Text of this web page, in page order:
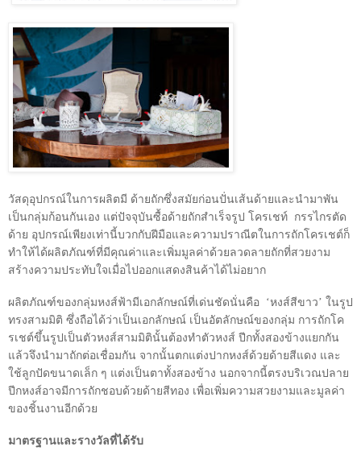
วัสดุอุปกรณ์ในการผลิตมี ด้ายถักซึ่งสมัยก่อนปั่นเส้นด้ายและนำมาพัน
เป็นกลุ่มก้อนกันเอง แต่ปัจจุบันซื้อด้ายถักสำเร็จรูป โครเชท์ กรรไกรตัด
ด้าย อุปกรณ์เพียงเท่านี้บวกกับฝีมือและความปราณีตในการถักโครเชต์ก็
ทำให้ได้ผลิตภัณฑ์ที่มีคุณค่าและเพิ่มมูลค่าด้วยลวดลายถักที่สวยงาม
สร้างความประทับใจเมื่อไปออกแสดงสินค้าได้ไม่อยาก
ผลิตภัณฑ์ของกลุ่มหงส์ฟ้ามีเอกลักษณ์ที่เด่นชัดนั่นคือ ‘หงส์สีขาว’ ในรูป
ทรงสามมิติ ซึ่งถือได้ว่าเป็นเอกลักษณ์ เป็นอัตลักษณ์ของกลุ่ม การถักโค
รเชต์ขึ้นรูปเป็นตัวหงส์สามมิตินั้นต้องทำตัวหงส์ ปีกทั้งสองข้างแยกกัน
แล้วจึงนำมาถักต่อเชื่อมกัน จากนั้นตกแต่งปากหงส์ด้วยด้ายสีแดง และ
ใช้ลูกปัดขนาดเล็ก ๆ แต่งเป็นตาทั้งสองข้าง นอกจากนี้ตรงบริเวณปลาย
ปีกหงส์อาจมีการถักชอบด้วยด้ายสีทอง เพื่อเพิ่มความสวยงามและมูลค่า
ของชิ้นงานอีกด้วย
มาตรฐานและรางวัลที่ได้รับ